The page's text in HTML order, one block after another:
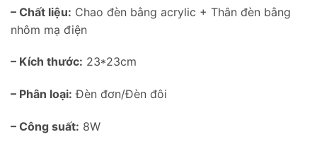
– Chất liệu: Chao đèn bằng acrylic + Thân đèn bằng
nhôm mạ điện
– Kích thước: 23*23cm
– Phân loại: Đèn đơn/Đèn đôi
– Công suất: 8W